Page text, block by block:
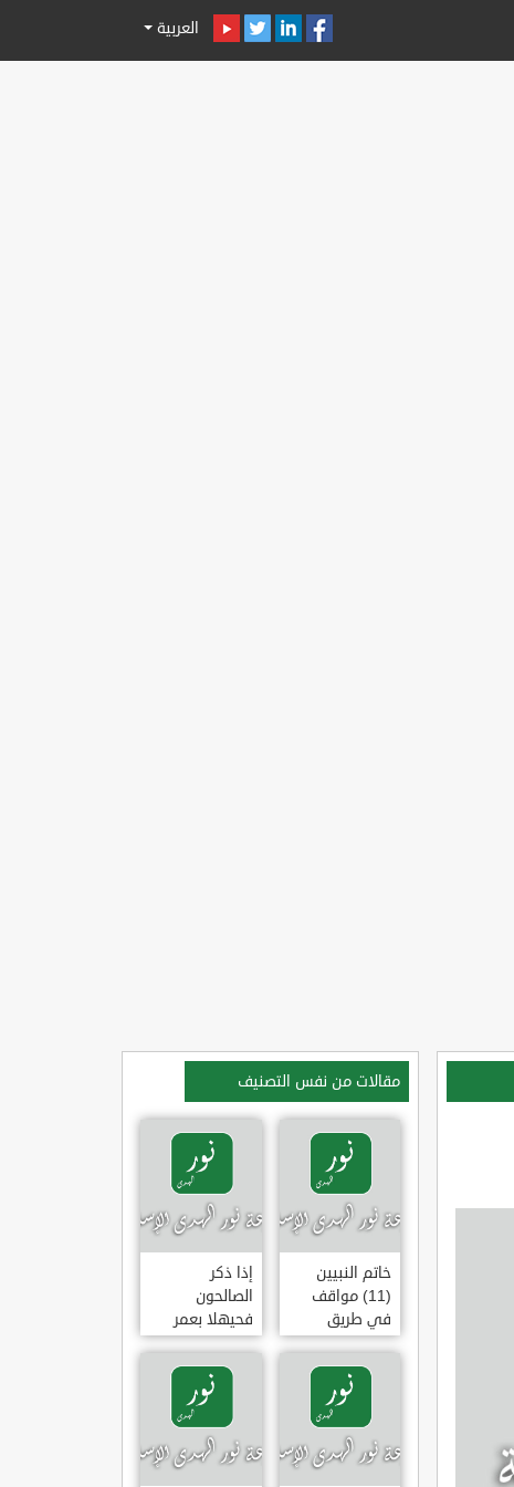
العربية
مقالات من نفس التصنيف
خاتم النبيين
(11) مواقف
في طريق
الهجرة
إذا ذكر
الصالحون
فحيهلا بعمر
(خطبة)